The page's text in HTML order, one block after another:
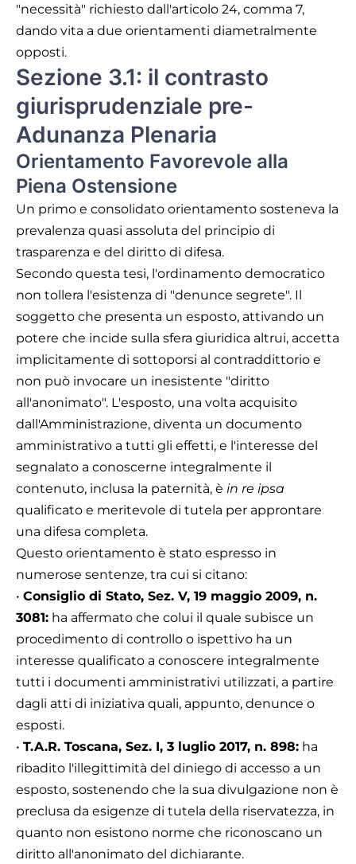
"necessità" richiesto dall'articolo 24, comma 7,
dando vita a due orientamenti diametralmente
opposti.
Sezione 3.1: il contrasto
giurisprudenziale pre-
Adunanza Plenaria
Orientamento Favorevole alla
Piena Ostensione
Un primo e consolidato orientamento sosteneva la
prevalenza quasi assoluta del principio di
trasparenza e del diritto di difesa.
Secondo questa tesi, l'ordinamento democratico
non tollera l'esistenza di "denunce segrete". Il
soggetto che presenta un esposto, attivando un
potere che incide sulla sfera giuridica altrui, accetta
implicitamente di sottoporsi al contraddittorio e
non può invocare un inesistente "diritto
all'anonimato". L'esposto, una volta acquisito
dall'Amministrazione, diventa un documento
amministrativo a tutti gli effetti, e l'interesse del
segnalato a conoscerne integralmente il
contenuto, inclusa la paternità, è in re ipsa
qualificato e meritevole di tutela per approntare
una difesa completa.
Questo orientamento è stato espresso in
numerose sentenze, tra cui si citano:
• Consiglio di Stato, Sez. V, 19 maggio 2009, n.
3081: ha affermato che colui il quale subisce un
procedimento di controllo o ispettivo ha un
interesse qualificato a conoscere integralmente
tutti i documenti amministrativi utilizzati, a partire
dagli atti di iniziativa quali, appunto, denunce o
esposti.
• T.A.R. Toscana, Sez. I, 3 luglio 2017, n. 898: ha
ribadito l'illegittimità del diniego di accesso a un
esposto, sostenendo che la sua divulgazione non è
preclusa da esigenze di tutela della riservatezza, in
quanto non esistono norme che riconoscano un
diritto all'anonimato del dichiarante.